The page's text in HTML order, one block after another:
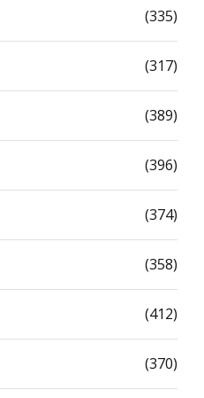
(335)
(317)
(389)
(396)
(374)
(358)
(412)
(370)